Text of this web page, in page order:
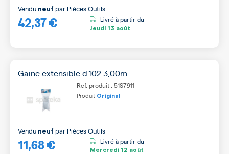
42,37 €
Vendu neuf par Pièces Outils
Livré à partir du
Jeudi 13 août
Gaine extensible d.102 3,00m
Ref. produit : 51S7911
Produit Original
11,68 €
Vendu neuf par Pièces Outils
Livré à partir du
Mercredi 12 août